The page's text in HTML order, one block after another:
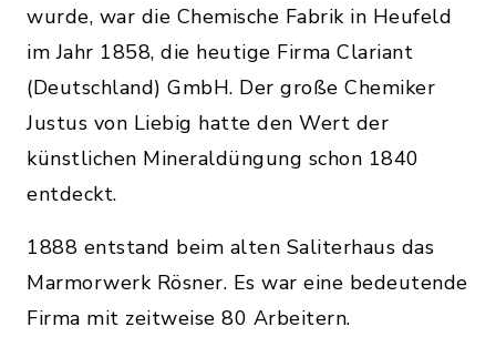
wurde, war die Chemische Fabrik in Heufeld
im Jahr 1858, die heutige Firma Clariant
(Deutschland) GmbH. Der große Chemiker
Justus von Liebig hatte den Wert der
künstlichen Mineraldüngung schon 1840
entdeckt.
1888 entstand beim alten Saliterhaus das
Marmorwerk Rösner. Es war eine bedeutende
Firma mit zeitweise 80 Arbeitern.